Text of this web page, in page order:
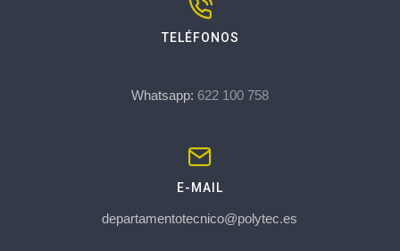
TELÉFONOS
Whatsapp: 622 100 758
E-MAIL
departamentotecnico@polytec.es